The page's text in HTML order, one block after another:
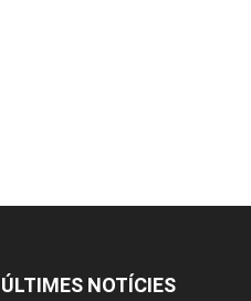
ÚLTIMES NOTÍCIES